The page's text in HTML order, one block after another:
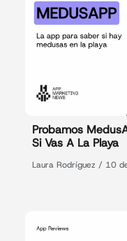
Probamos
Si Vas A La Playa
Laura Rodríguez 10